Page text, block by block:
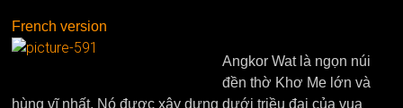
French version
Angkor Wat là ngọn núi
đền thờ Khơ Me lớn và
hùng vĩ nhất. Nó được xây dựng dưới triều đại của vua